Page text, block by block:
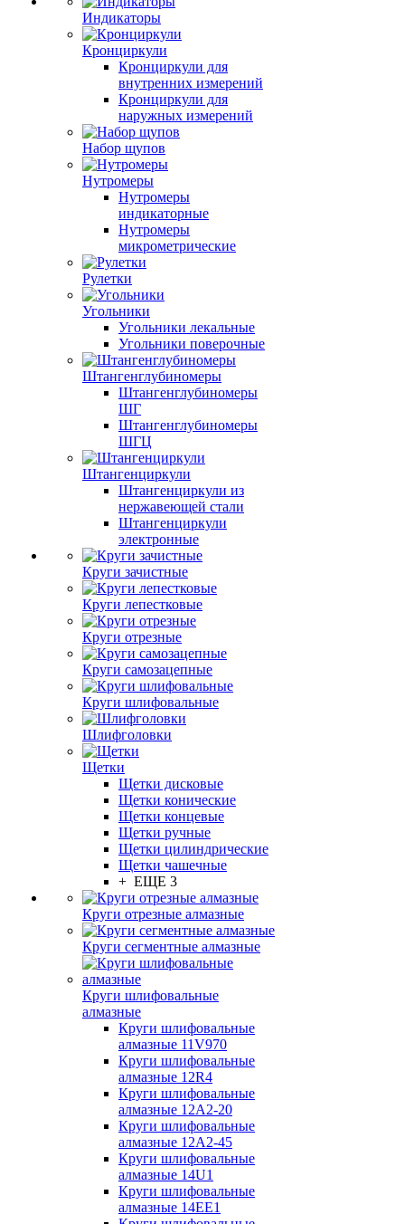
Индикаторы
Кронциркули
Кронциркули для
внутренних измерений
Кронциркули для
наружных измерений
Набор щупов
Нутромеры
Нутромеры
индикаторные
Нутромеры
микрометрические
Рулетки
Угольники
Угольники лекальные
Угольники поверочные
Штангенглубиномеры
Штангенглубиномеры
ШГ
Штангенглубиномеры
ШГЦ
Штангенциркули
Штангенциркули из
нержавеющей стали
Штангенциркули
электронные
Круги зачистные
Круги лепестковые
Круги отрезные
Круги самозацепные
Круги шлифовальные
Шлифголовки
Щетки
Щетки дисковые
Щетки конические
Щетки концевые
Щетки ручные
Щетки цилиндрические
Щетки чашечные
+ ЕЩЕ 3
Круги отрезные алмазные
Круги сегментные алмазные
Круги шлифовальные
алмазные
Круги шлифовальные
алмазные 11V970
Круги шлифовальные
алмазные 12R4
Круги шлифовальные
алмазные 12А2-20
Круги шлифовальные
алмазные 12А2-45
Круги шлифовальные
алмазные 14U1
Круги шлифовальные
алмазные 14ЕЕ1